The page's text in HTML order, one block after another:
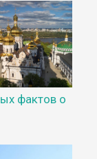
фактов о